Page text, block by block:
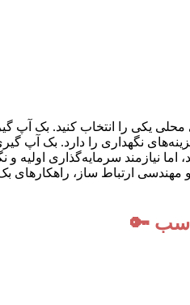
یکی را انتخاب کنید. بک آپ
نگهداری را دارد. بک آپ
نیازمند سرمایه‌گذاری اولیه و
ارتباط ساز، راهکارهای بک
🔑